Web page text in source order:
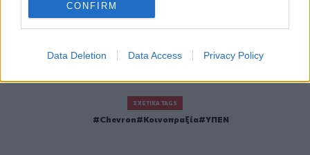
CONFIRM
Data Deletion Data Access Privacy Policy
ΣΧΕΤΙΚΆ TAGS
Chevron Κοινοπραξία ΥΠΕΝ